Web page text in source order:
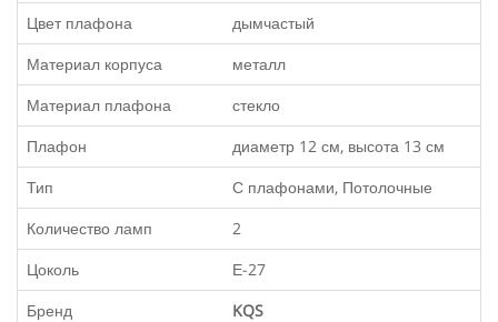
Цвет плафона
дымчастый
Материал корпуса
металл
Материал плафона
стекло
Плафон
диаметр 12 см, высота 13 см
Тип
С плафонами, Потолочные
Количество ламп
2
Цоколь
Е-27
Бренд
KQS